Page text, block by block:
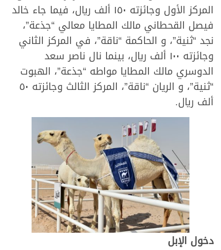
المركز الأول وجائزته ١٥٠ ألف ريال، فيما جاء خالد
فيصل القحطاني مالك المطايا معالي “جذعة”،
نجد “ثنية”، و الحاكمة “ناقة”، في المركز الثاني
وجائزته ١٠٠ ألف ريال، بينما نال ناصر سعد
الدوسري مالك المطايا مواطه “جذعة”، الهبوت
“ثنية”، و الريان “ناقة”، المركز الثالث وجائزته ٥٠
ألف ريال.
دخول الإبل